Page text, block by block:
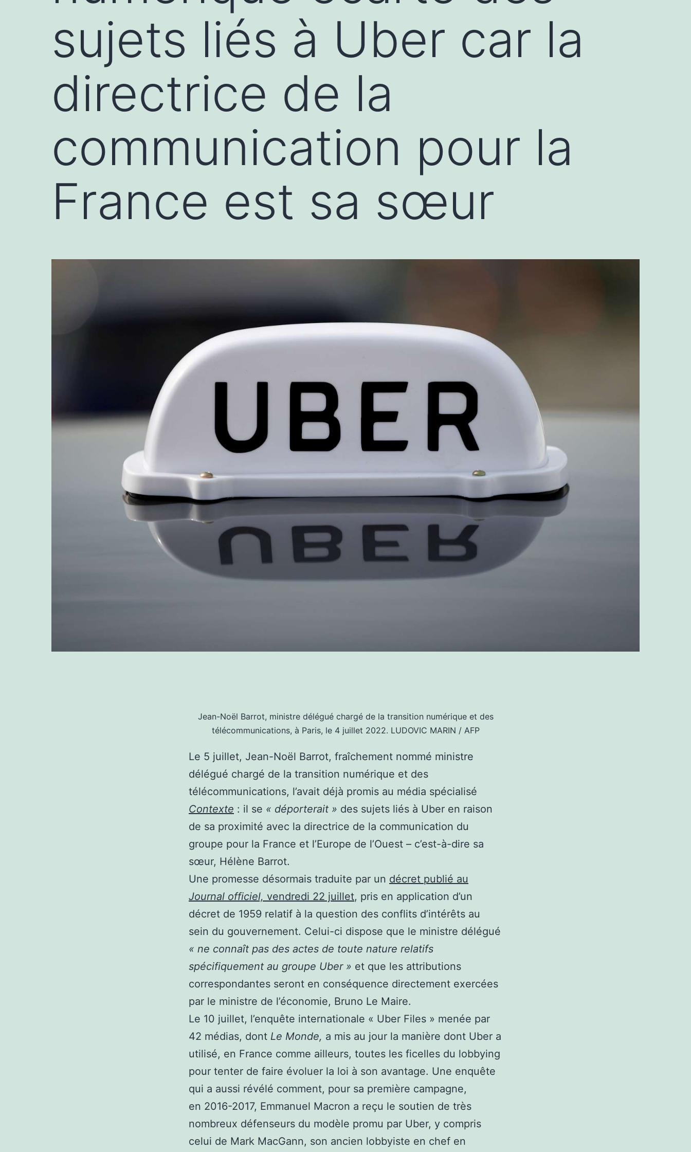
sujets liés à Uber car la
directrice de la
communication pour la
France est sa sœur
Jean-Noël Barrot, ministre délégué chargé de la transition numérique et des
télécommunications, à Paris, le 4 juillet 2022. LUDOVIC MARIN / AFP
Le 5 juillet, Jean-Noël Barrot, fraîchement nommé ministre
délégué chargé de la transition numérique et des
télécommunications, l’avait déjà promis au média spécialisé
Contexte : il se « déporterait » des sujets liés à Uber en raison
de sa proximité avec la directrice de la communication du
groupe pour la France et l’Europe de l’Ouest – c’est-à-dire sa
sœur, Hélène Barrot.
Une promesse désormais traduite par un décret publié au
Journal officiel, vendredi 22 juillet, pris en application d’un
décret de 1959 relatif à la question des conflits d’intérêts au
sein du gouvernement. Celui-ci dispose que le ministre délégué
« ne connaît pas des actes de toute nature relatifs
spécifiquement au groupe Uber » et que les attributions
correspondantes seront en conséquence directement exercées
par le ministre de l’économie, Bruno Le Maire.
Le 10 juillet, l’enquête internationale « Uber Files » menée par
42 médias, dont Le Monde, a mis au jour la manière dont Uber a
utilisé, en France comme ailleurs, toutes les ficelles du lobbying
pour tenter de faire évoluer la loi à son avantage. Une enquête
qui a aussi révélé comment, pour sa première campagne,
en 2016-2017, Emmanuel Macron a reçu le soutien de très
nombreux défenseurs du modèle promu par Uber, y compris
celui de Mark MacGann, son ancien lobbyiste en chef en